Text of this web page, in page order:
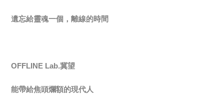
遺忘給靈魂一個，離線的時間
OFFLINE Lab.冀望
能帶給焦頭爛額的現代人